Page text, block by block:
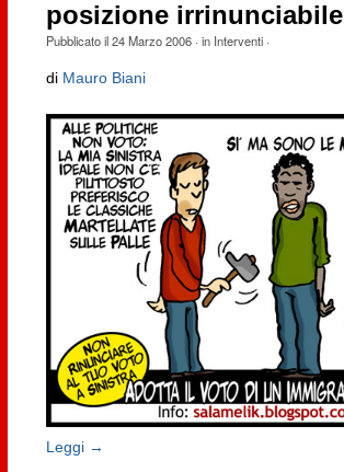
posizione irrinunciabile
Pubblicato il24 Marzo 2006· in Interventi·
di Mauro Biani
Leggi →